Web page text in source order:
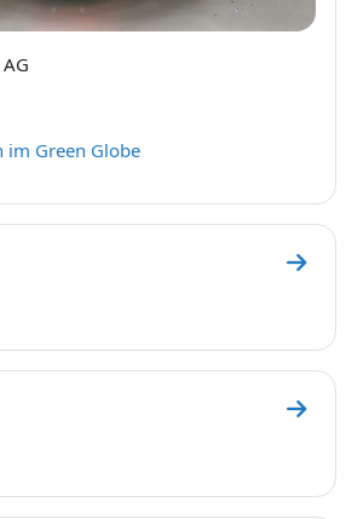
Green GlobeTextseite
Zum
Zum